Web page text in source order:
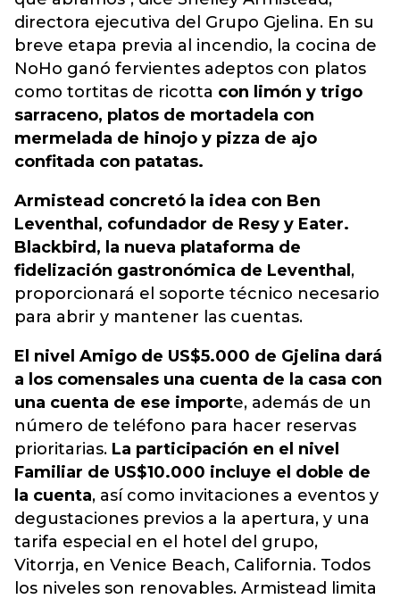
directora ejecutiva del Grupo Gjelina. En su
breve etapa previa al incendio, la cocina de
NoHo ganó fervientes adeptos con platos
como tortitas de ricotta con limón y trigo
sarraceno, platos de mortadela con
mermelada de hinojo y pizza de ajo
confitada con patatas.
Armistead concretó la idea con Ben
Leventhal, cofundador de Resy y Eater.
Blackbird, la nueva plataforma de
fidelización gastronómica de Leventhal ,
proporcionará el soporte técnico necesario
para abrir y mantener las cuentas.
El nivel Amigo de US$5.000 de Gjelina dará
a los comensales una cuenta de la casa con
una cuenta de ese importe, además de un
número de teléfono para hacer reservas
prioritarias. La participación en el nivel
Familiar de US$10.000 incluye el doble de
la cuenta, así como invitaciones a eventos y
degustaciones previos a la apertura, y una
tarifa especial en el hotel del grupo,
Vitorrja, en Venice Beach, California. Todos
los niveles son renovables. Armistead limita